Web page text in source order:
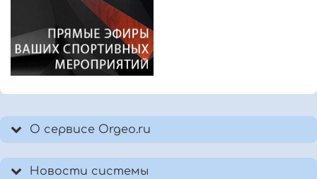
О сервисе Orgeo.ru
Новости системы